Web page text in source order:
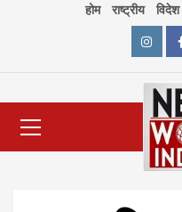
होम राष्ट्रीय विदेश
Menu